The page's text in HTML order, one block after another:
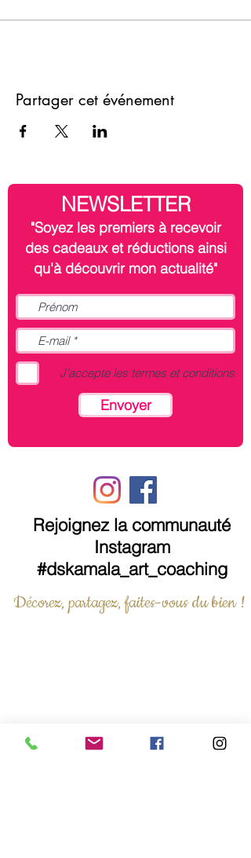
Partager cet événement
NEWSLETTER
"Soyez les premiers à recevoir
des cadeaux et réductions ainsi
qu'à découvrir mon actualité"
J’accepte les termes et conditions
Envoyer
Rejoignez la communauté
Instagram
#dskamala_art_coaching
Décorez, partagez, faites-vous du bien !